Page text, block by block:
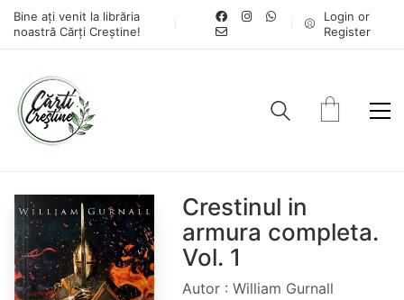
Bine ați venit la librăria
noastră Cărți Creștine!
Login or
Register
Crestinul in
armura completa.
Vol. 1
Autor : William Gurnall